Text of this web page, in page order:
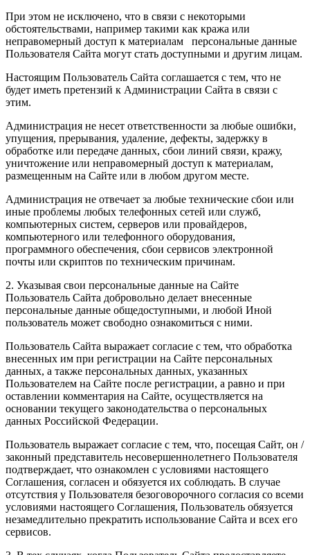
При этом не исключено, что в связи с некоторыми
обстоятельствами, например такими как кража или
неправомерный доступ к материалам персональные данные
Пользователя Сайта могут стать доступными и другим лицам.
Настоящим Пользователь Сайта соглашается с тем, что не
будет иметь претензий к Администрации Сайта в связи с
этим.
Администрация не несет ответственности за любые ошибки,
упущения, прерывания, удаление, дефекты, задержку в
обработке или передаче данных, сбои линий связи, кражу,
уничтожение или неправомерный доступ к материалам,
размещенным на Cайте или в любом другом месте.
Администрация не отвечает за любые технические сбои или
иные проблемы любых телефонных сетей или служб,
компьютерных систем, серверов или провайдеров,
компьютерного или телефонного оборудования,
программного обеспечения, сбои сервисов электронной
почты или скриптов по техническим причинам.
2. Указывая свои персональные данные на Сайте
Пользователь Сайта добровольно делает внесенные
персональные данные общедоступными, и любой Иной
пользователь может свободно ознакомиться с ними.
Пользователь Сайта выражает согласие с тем, что обработка
внесенных им при регистрации на Сайте персональных
данных, а также персональных данных, указанных
Пользователем на Сайте после регистрации, а равно и при
оставлении комментария на Сайте, осуществляется на
основании текущего законодательства о персональных
данных Российской Федерации.
Пользователь выражает согласие с тем, что, посещая Сайт, он /
законный представитель несовершеннолетнего Пользователя
подтверждает, что ознакомлен с условиями настоящего
Соглашения, согласен и обязуется их соблюдать. В случае
отсутствия у Пользователя безоговорочного согласия со всеми
условиями настоящего Соглашения, Пользователь обязуется
незамедлительно прекратить использование Сайта и всех его
сервисов.